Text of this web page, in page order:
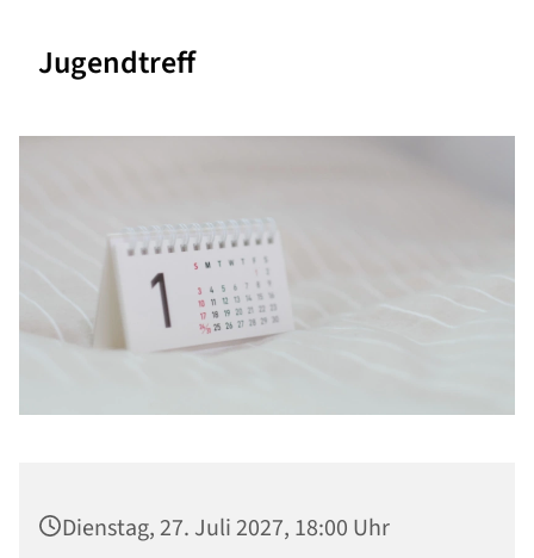
Jugendtreff
Dienstag, 27. Juli 2027, 18:00 Uhr